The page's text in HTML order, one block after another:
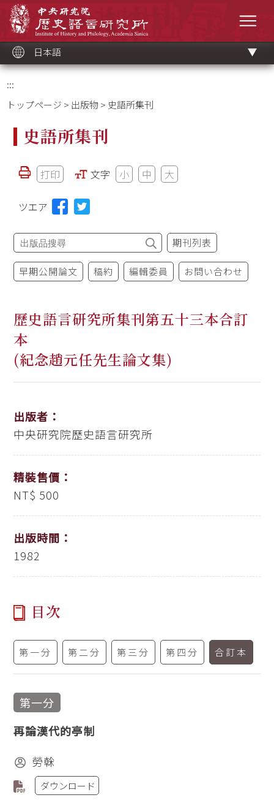
ッ
ク
日本語
:::
トップページ > 出版物 > 史語所集刊
史語所集刊
打印 文字 小 中 大
ツエア
期刊列表
早期公開論文 稿約 編輯委員 お問い合わせ
歷史語言研究所集刊第五十三本合訂
本
(紀念趙元任先生論文集)
出版者：
中央研究院歷史語言研究所
精裝售價：
NT$ 500
出版時間：
1982
目次
第一分 第二分 第三分 第四分 合訂本
第一分
再論漢代的亭制
勞榦
ダウンロード